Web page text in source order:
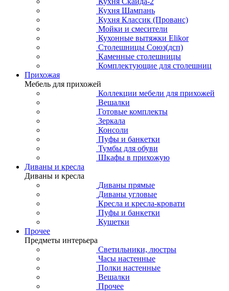
Кухня Шампань
Кухня Классик (Прованс)
Мойки и смесители
Кухонные вытяжки Elikor
Столешницы Союз(дсп)
Каменные столешницы
Комплектующие для столешниц
Прихожая
Мебель для прихожей
Коллекции мебели для прихожей
Вешалки
Готовые комплекты
Зеркала
Консоли
Пуфы и банкетки
Тумбы для обуви
Шкафы в прихожую
Диваны и кресла
Диваны и кресла
Диваны прямые
Диваны угловые
Кресла и кресла-кровати
Пуфы и банкетки
Кушетки
Прочее
Предметы интерьера
Светильники, люстры
Часы настенные
Полки настенные
Вешалки
Прочее